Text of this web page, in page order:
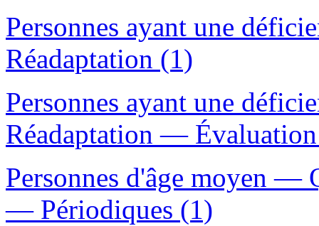
Personnes ayant une
Réadaptation (1)
Personnes ayant une
Réadaptation —
Personnes d'âge moyen
— Périodiques (1)